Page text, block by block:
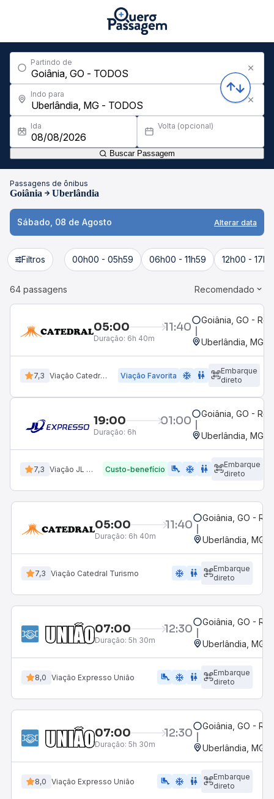
Partindo de
Indo para
Ida Volta (opcional)
Buscar Passagem
Passagens de ônibus
Goiânia Uberlândia
Sábado, 08 de Agosto Alterar data
Filtros 00h00 - 05h59 06h00 - 11h59 12h00 -
64 passagens Recomendado
05:00 11:40
Duração: 6h 40m
Goiânia, GO -
Uberlândia, MG -
7,3 Viação Catedral Turismo Viação Favorita ac_unit wc
Embarque
direto
19:00 01:00
Duração: 6h
Goiânia, GO -
Uberlândia, MG -
7,3 Viação JL Expresso Custo-benefício airline_seat_legroom_extra ac_unit WC
Embarque
direto
05:00 11:40
Duração: 6h 40m
Goiânia, GO -
Uberlândia, MG -
7,3 Viação Catedral Turismo ac_unit wc
Embarque
direto
07:00 12:30
Duração: 5h 30m
Goiânia, GO -
Uberlândia, MG -
8,0 Viação Expresso União airline_seat_legroom_extra ac_unit WC
Embarque
direto
07:00 12:30
Duração: 5h 30m
Goiânia, GO -
Uberlândia, MG -
8,0 Viação Expresso União airline_seat_legroom_extra ac_unit wc
Embarque
direto